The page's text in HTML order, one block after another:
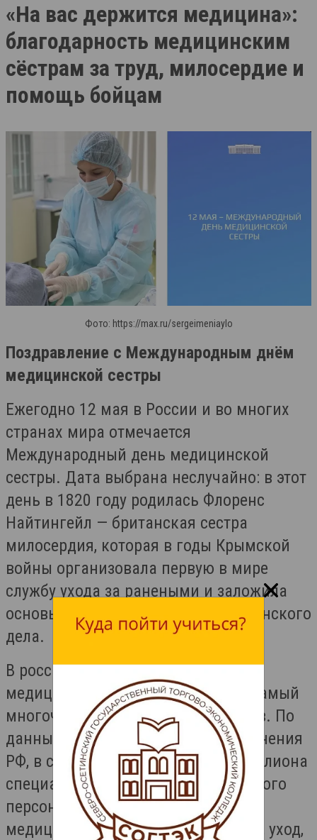
«На вас держится медицина»:
благодарность медицинским
сёстрам за труд, милосердие и
помощь бойцам
Фото: https://max.ru/sergeimeniaylo
Поздравление с Международным днём
медицинской сестры
Ежегодно 12 мая в России и во многих
странах мира отмечается
Международный день медицинской
сестры. Дата выбрана неслучайно: в этот
день в 1820 году родилась Флоренс
Найтингейл — британская сестра
милосердия, которая в годы Крымской
войны организовала первую в мире
службу ухода за ранеными и заложила
основы профессионального сестринского
дела.
В российском здравоохранении
медицинские сёстры составляют самый
многочисленный отряд работников. По
данным Министерства здравоохранения
РФ, в стране трудятся более 1,2 миллиона
специалистов среднего медицинского
персонала. Это люди, на которых в
медицине держится многое: приём, уход,